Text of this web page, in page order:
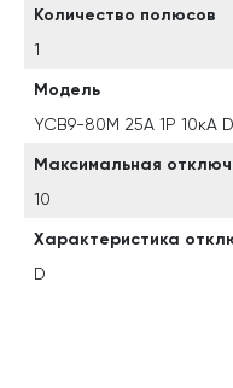
Количество полюсов
1
Модель
YCB9-80M 25А 1P 10кА
Максимальная
10
Характеристика
D